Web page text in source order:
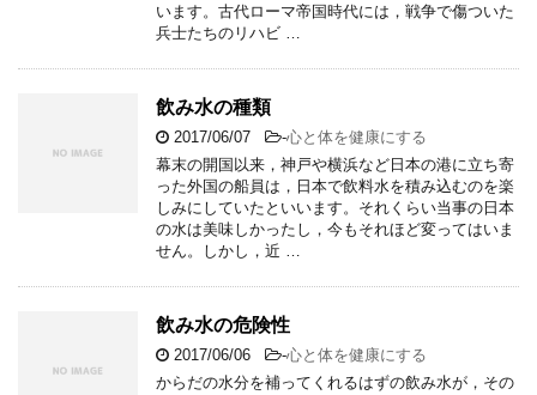
います。古代ローマ帝国時代には，戦争で傷ついた
兵士たちのリハビ …
飲み水の種類
2017/06/07 -心と体を健康にする
幕末の開国以来，神戸や横浜など日本の港に立ち寄
った外国の船員は，日本で飲料水を積み込むのを楽
しみにしていたといいます。それくらい当事の日本
の水は美味しかったし，今もそれほど変ってはいま
せん。しかし，近 …
飲み水の危険性
2017/06/06 -心と体を健康にする
からだの水分を補ってくれるはずの飲み水が，その